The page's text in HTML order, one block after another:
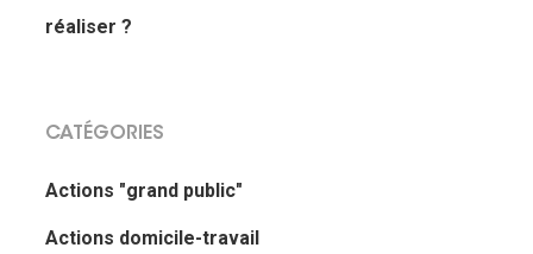
réaliser ?
CATÉGORIES
Actions "grand public"
Actions domicile-travail